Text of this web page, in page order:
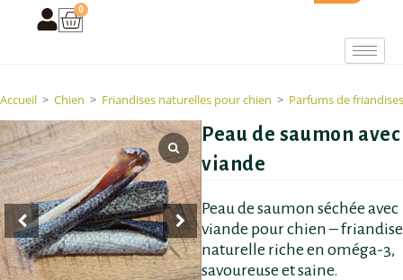
0
Accueil > Chien > Friandises naturelles pour chien > Parfums de friandises
Peau de saumon avec
viande
Peau de saumon séchée avec
viande pour chien – friandise
naturelle riche en oméga-3,
savoureuse et saine.